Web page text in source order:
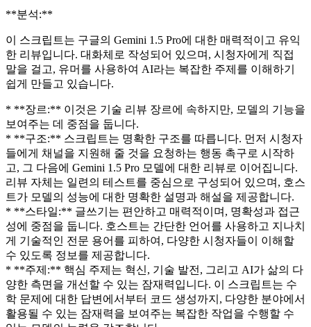
**분석:**
이 스크립트는 구글의 Gemini 1.5 Pro에 대한 매력적이고 유익
한 리뷰입니다. 대화체로 작성되어 있으며, 시청자에게 직접
말을 걸고, 유머를 사용하여 AI라는 복잡한 주제를 이해하기
쉽게 만들고 있습니다.
* **장르:** 이것은 기술 리뷰 장르에 속하지만, 모델의 기능을
보여주는 데 중점을 둡니다.
* **구조:** 스크립트는 명확한 구조를 따릅니다. 먼저 시청자
들에게 채널을 지원해 줄 것을 요청하는 행동 촉구로 시작하
고, 그 다음에 Gemini 1.5 Pro 모델에 대한 리뷰로 이어집니다.
리뷰 자체는 일련의 테스트를 중심으로 구성되어 있으며, 호스
트가 모델의 성능에 대한 명확한 설명과 해설을 제공합니다.
* **스타일:** 글쓰기는 편안하고 매력적이며, 명확성과 접근
성에 중점을 둡니다. 호스트는 간단한 언어를 사용하고 지나치
게 기술적인 전문 용어를 피하여, 다양한 시청자들이 이해할
수 있도록 정보를 제공합니다.
* **주제:** 핵심 주제는 혁신, 기술 발전, 그리고 AI가 삶의 다
양한 측면을 개선할 수 있는 잠재력입니다. 이 스크립트는 수
학 문제에 대한 답변에서부터 코드 생성까지, 다양한 분야에서
활용될 수 있는 잠재력을 보여주는 복잡한 작업을 수행할 수